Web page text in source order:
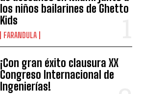
los niños bailarines de Ghetto
Kids
FARANDULA
¡Con gran éxito clausura XX
Congreso Internacional de
Ingenierías!